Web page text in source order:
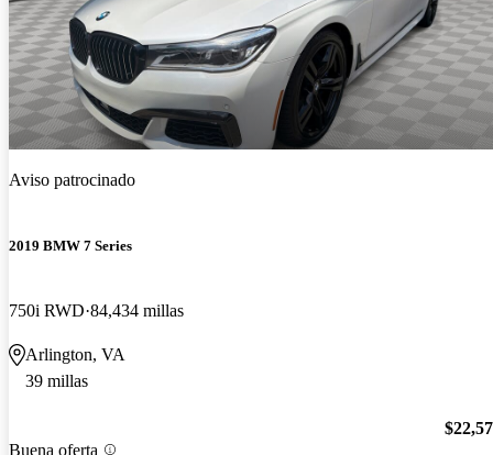
Aviso patrocinado
2019 BMW 7 Series
750i RWD 84,434 millas
Arlington, VA
39 millas
Buena oferta